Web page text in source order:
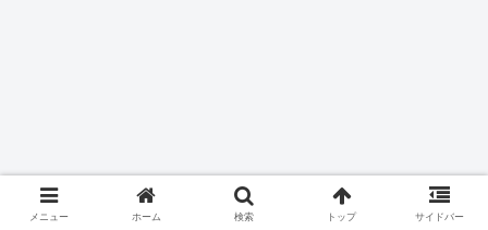
メニュー ホーム 検索 トップ サイドバー